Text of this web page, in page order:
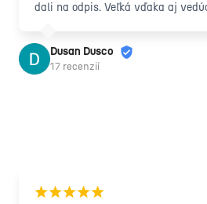
dali na odpis. Veľká vďaka aj
Dusan Dusco
17 recenzií
¡¡¡¡¡